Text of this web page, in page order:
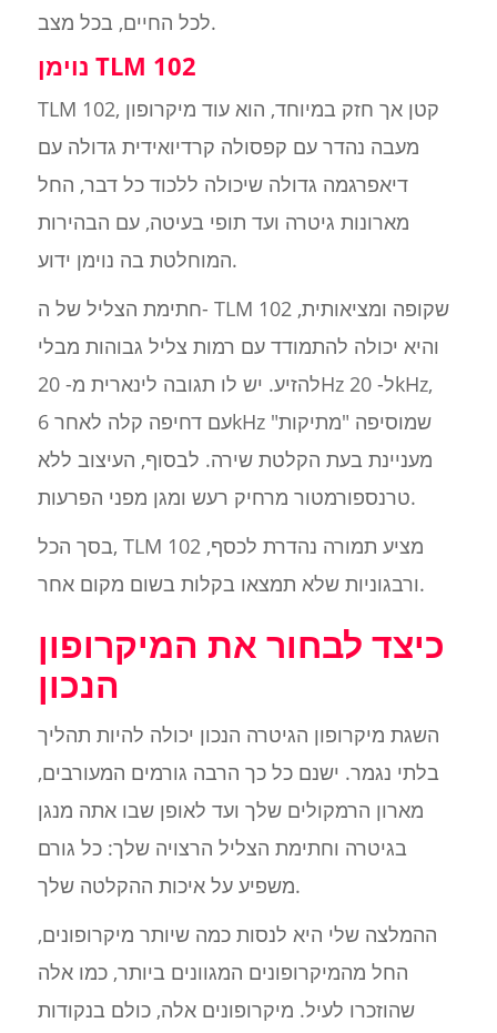
לכל החיים, בכל מצב.
נוימן TLM 102
TLM 102, קטן אך חזק במיוחד, הוא עוד מיקרופון
מעבה נהדר עם קפסולה קרדיואידית גדולה עם
דיאפרגמה גדולה שיכולה ללכוד כל דבר, החל
מארונות גיטרה ועד תופי בעיטה, עם הבהירות
המוחלטת בה נוימן ידוע.
חתימת הצליל של ה- TLM 102 שקופה ומציאותית,
והיא יכולה להתמודד עם רמות צליל גבוהות מבלי
להזיע. יש לו תגובה לינארית מ- 20Hz ל- 20kHz,
עם דחיפה קלה לאחר 6kHz שמוסיפה "מתיקות"
מעניינת בעת הקלטת שירה. לבסוף, העיצוב ללא
טרנספורמטור מרחיק רעש ומגן מפני הפרעות.
בסך הכל, TLM 102 מציע תמורה נהדרת לכסף,
ורבגוניות שלא תמצאו בקלות בשום מקום אחר.
כיצד לבחור את המיקרופון
הנכון
השגת מיקרופון הגיטרה הנכון יכולה להיות תהליך
בלתי נגמר. ישנם כל כך הרבה גורמים המעורבים,
מארון הרמקולים שלך ועד לאופן שבו אתה מנגן
בגיטרה וחתימת הצליל הרצויה שלך: כל גורם
משפיע על איכות ההקלטה שלך.
ההמלצה שלי היא לנסות כמה שיותר מיקרופונים,
החל מהמיקרופונים המגוונים ביותר, כמו אלה
שהוזכרו לעיל. מיקרופונים אלה, כולם בנקודות